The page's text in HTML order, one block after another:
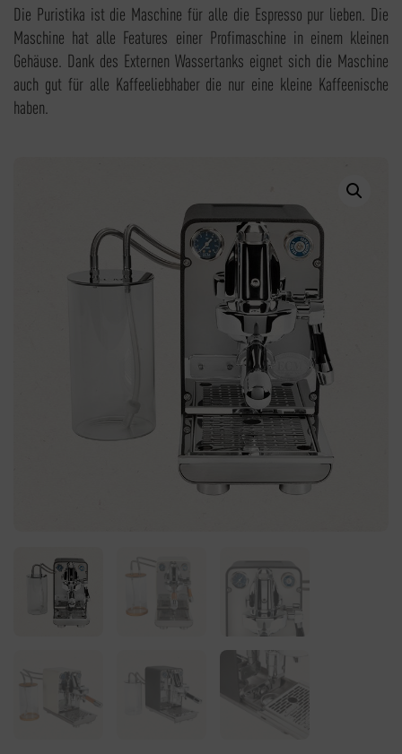
Die Puristika ist die Maschine für alle die Espresso pur lieben. Die
Maschine hat alle Features einer Profimaschine in einem kleinen
Gehäuse. Dank des Externen Wassertanks eignet sich die Maschine
auch gut für alle Kaffeeliebhaber die nur eine kleine Kaffeenische
haben.